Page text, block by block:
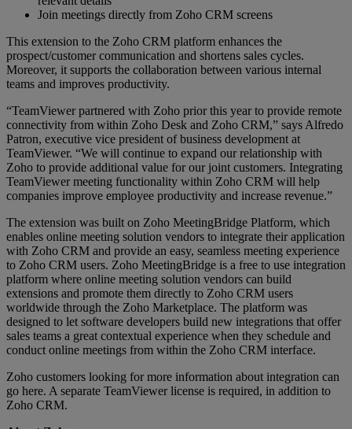
Join meetings directly from Zoho CRM screens
This extension to the Zoho CRM platform enhances the
prospect/customer communication and shortens sales cycles.
Moreover, it supports the collaboration between various internal
teams and improves productivity.
“TeamViewer partnered with Zoho prior this year to provide remote
connectivity from within Zoho Desk and Zoho CRM,” says Alfredo
Patron, executive vice president of business development at
TeamViewer. “We will continue to expand our relationship with
Zoho to provide additional value for our joint customers. Integrating
TeamViewer meeting functionality within Zoho CRM will help
companies improve employee productivity and increase revenue.”
The extension was built on Zoho MeetingBridge Platform, which
enables online meeting solution vendors to integrate their application
with Zoho CRM and provide an easy, seamless meeting experience
to Zoho CRM users. Zoho MeetingBridge is a free to use integration
platform where online meeting solution vendors can build
extensions and promote them directly to Zoho CRM users
worldwide through the Zoho Marketplace. The platform was
designed to let software developers build new integrations that offer
sales teams a great contextual experience when they schedule and
conduct online meetings from within the Zoho CRM interface.
Zoho customers looking for more information about integration can
go here. A separate TeamViewer license is required, in addition to
Zoho CRM.